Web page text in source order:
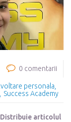
0 comentarii
personala
Success Academy
Distribuie articolul